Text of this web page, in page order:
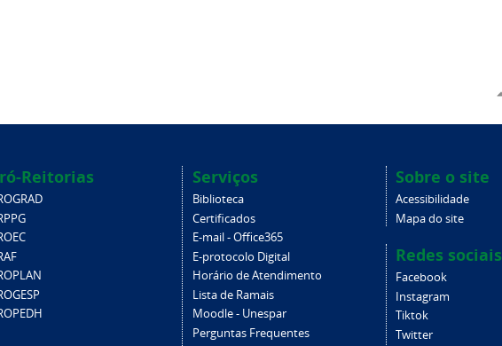
Reitorias Serviços
Biblioteca
Certificados
E-mail - Office365
E-protocolo Digital
Horário de Atendimento
Lista de Ramais
Moodle - Unespar
Perguntas Frequentes
Sobre o site
Acessibilidade
Mapa do site
Redes sociais
Facebook
Instagram
Tiktok
Twitter